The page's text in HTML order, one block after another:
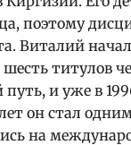
поэтому
Виталий
шесть титулов
и уже в
он стал
на